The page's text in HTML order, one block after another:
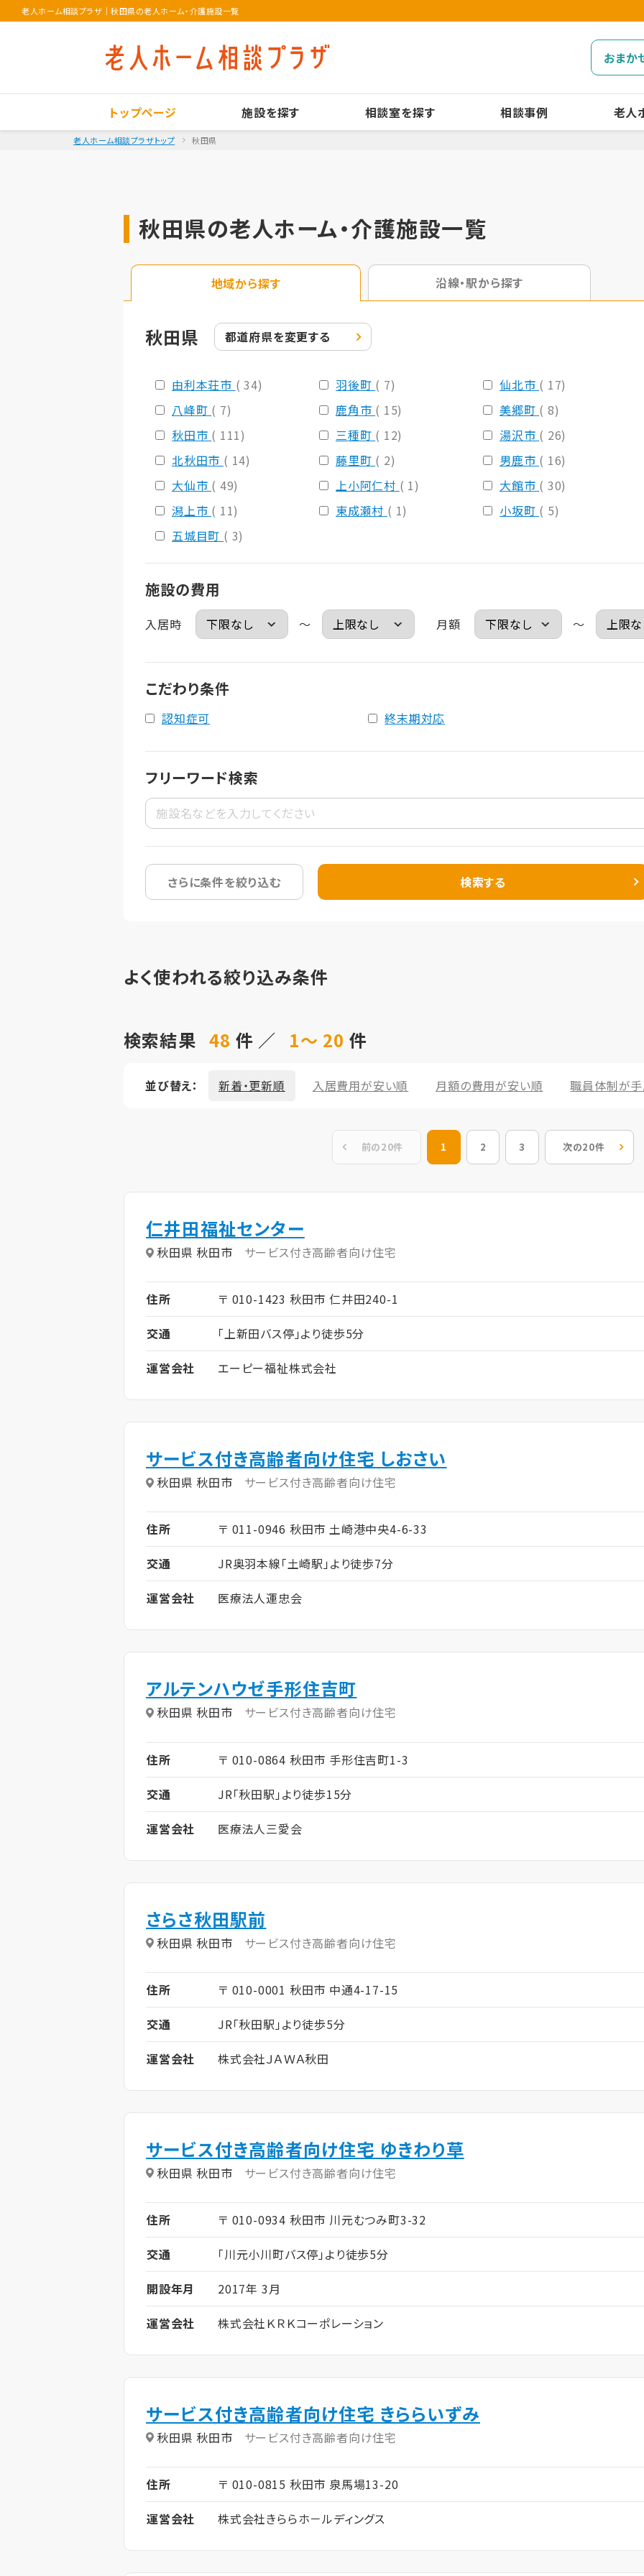
老人ホーム相談プラザ ｜秋田県の老人ホーム・介護施設一覧
おまか
トップページ 施設を探す 相談室を探す 相談事例 老人
老人ホーム相談プラザトップ 秋田県
秋田県の老人ホーム・介護施設一覧
地域から探す 沿線・駅から探す
秋田県 都道府県を変更する
由利本荘市 ( 34) 羽後町 ( 7) 仙北市 ( 17)
八峰町 ( 7) 鹿角市 ( 15) 美郷町 ( 8)
秋田市 ( 111) 三種町 ( 12) 湯沢市 ( 26)
北秋田市 ( 14) 藤里町 ( 2) 男鹿市 ( 16)
大仙市 ( 49) 上小阿仁村 ( 1) 大館市 ( 30)
潟上市 ( 11) 東成瀬村 ( 1) 小坂町 ( 5)
五城目町 ( 3)
施設の費用
入居時 ～ 月額 ～
こだわり条件
認知症可 終末期対応
フリーワード検索
さらに条件を絞り込む 検索する
よく使われる絞り込み条件
検索結果 48 件 ／ 1～ 20 件
並び替え： 新着・更新順 入居費用が安い順 月額の費用が安い順 職員体制が
前の20件 1 2 3 次の20件
仁井田福祉センター
秋田県 秋田市 サービス付き高齢者向け住宅
住所
〒 010-1423 秋田市 仁井田240-1
交通
「上新田バス停」より徒歩5分
運営会社
エーピー福祉株式会社
サービス付き高齢者向け住宅 しおさい
秋田県 秋田市 サービス付き高齢者向け住宅
住所
〒 011-0946 秋田市 土崎港中央4-6-33
交通
JR奥羽本線「土崎駅」より徒歩7分
運営会社
医療法人運忠会
アルテンハウゼ手形住吉町
秋田県 秋田市 サービス付き高齢者向け住宅
住所
〒 010-0864 秋田市 手形住吉町1-3
交通
JR「秋田駅」より徒歩15分
運営会社
医療法人三愛会
さらさ秋田駅前
秋田県 秋田市 サービス付き高齢者向け住宅
住所
〒 010-0001 秋田市 中通4-17-15
交通
JR「秋田駅」より徒歩5分
運営会社
株式会社ＪＡＷＡ秋田
サービス付き高齢者向け住宅 ゆきわり草
秋田県 秋田市 サービス付き高齢者向け住宅
住所
〒 010-0934 秋田市 川元むつみ町3-32
交通
「川元小川町バス停」より徒歩5分
開設年月
2017年 3月
運営会社
株式会社ＫＲＫコーポレーション
サービス付き高齢者向け住宅 きららいずみ
秋田県 秋田市 サービス付き高齢者向け住宅
住所
〒 010-0815 秋田市 泉馬場13-20
運営会社
株式会社きららホ－ルディングス